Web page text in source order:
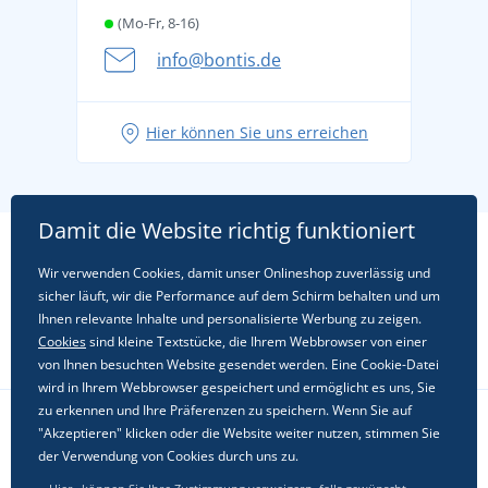
(Mo-Fr, 8-16)
info@bontis.de
Hier können Sie uns erreichen
Folgen Sie uns in sozialen Netzwerken
Damit die Website richtig funktioniert
Wir verwenden Cookies, damit unser Onlineshop zuverlässig und
sicher läuft, wir die Performance auf dem Schirm behalten und um
Ihnen relevante Inhalte und personalisierte Werbung zu zeigen.
Cookiessind kleine Textstücke, die Ihrem Webbrowser von einer
von Ihnen besuchten Website gesendet werden. Eine Cookie-Datei
wird in Ihrem Webbrowser gespeichert und ermöglicht es uns, Sie
zu erkennen und Ihre Präferenzen zu speichern. Wenn Sie auf
"Akzeptieren" klicken oder die Website weiter nutzen, stimmen Sie
der Verwendung von Cookies durch uns zu.